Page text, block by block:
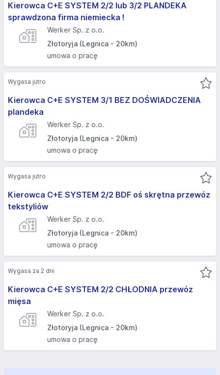
Kierowca C+E SYSTEM 2/2 lub 3/2 PLANDEKA
sprawdzona firma niemiecka !
Werker Sp. z o.o.
Złotoryja (Legnica - 20km)
umowa o pracę
Kierowca C+E SYSTEM 3/1 BEZ DOŚWIADCZENIA
plandeka
Werker Sp. z o.o.
Złotoryja (Legnica - 20km)
umowa o pracę
Wygasa jutro
Kierowca C+E SYSTEM 2/2 BDF oś skrętna przewóz
tekstyliów
Werker Sp. z o.o.
Złotoryja (Legnica - 20km)
umowa o pracę
Wygasa jutro
Kierowca C+E SYSTEM 2/2 CHŁODNIA przewóz
mięsa
Werker Sp. z o.o.
Złotoryja (Legnica - 20km)
umowa o pracę
Wygasa za 2 dni